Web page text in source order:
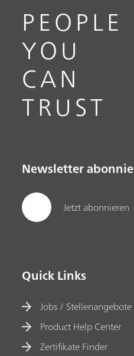
PEOPLE
YOU
CAN
TRUST
Newsletter
Jetzt abonnieren
Quick Links
Jobs / Stellenangebote
Product Help Center
Zertifikate Finder